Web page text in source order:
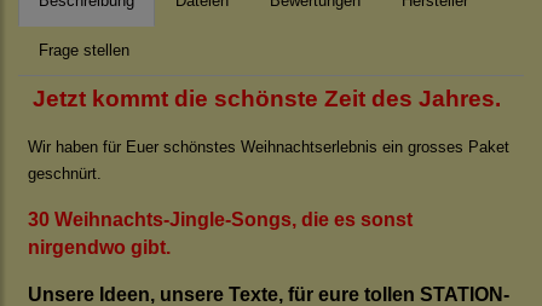
Frage stellen
Jetzt kommt die schönste Zeit des Jahres.
Wir haben für Euer schönstes Weihnachtserlebnis ein grosses Paket
geschnürt.
30 Weihnachts-Jingle-Songs, die es sonst
nirgendwo gibt.
Unsere Ideen, unsere Texte, für eure tollen STATION-